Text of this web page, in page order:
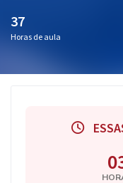
37
Horas de aula